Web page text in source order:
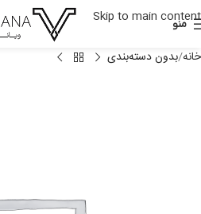
Skip to main content
منو
خانه بدون دسته‌بندی